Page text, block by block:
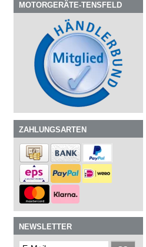
MOTORGERÄTE-TENSFELD
ZAHLUNGSARTEN
NEWSLETTER